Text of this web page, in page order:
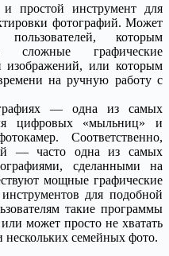
простой инструмент для
фотографий. Может
которым
сложные графические
изображений, или которым
на ручную работу с
— одна из самых
цифровых «мыльниц» и
Соответственно,
— часто одна из самых
сделанными на
мощные графические
для подобной
такие программы
может просто не хватать
нескольких семейных фото.